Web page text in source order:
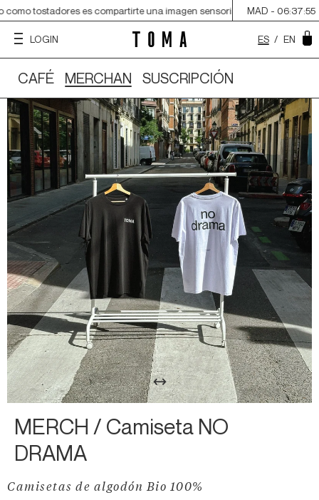
tostadores es compartirte una imagen sensorial del origen,
MAD - 06:37:56
LOGIN ES / EN
CAFÉ MERCHAN SUSCRIPCIÓN
↔
MERCH / Camiseta NO
DRAMA
Camisetas de algodón Bio 100%